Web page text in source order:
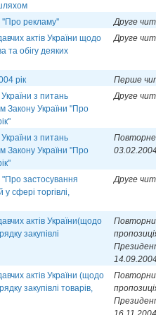
''Про рекламу'' Друге
актів України щодо
та обігу деяких
Друге
рік Перше
з питань
Закону України "Про
Друге
з питань
Закону України "Про
Повторне
"Про застосування
сфері торгівлі,
Друге
актів України(щодо
закупівлі
актів України (щодо
закупівлі товарів,